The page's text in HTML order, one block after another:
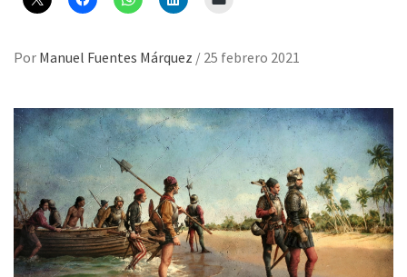
Por Manuel Fuentes Márquez / 25 febrero 2021